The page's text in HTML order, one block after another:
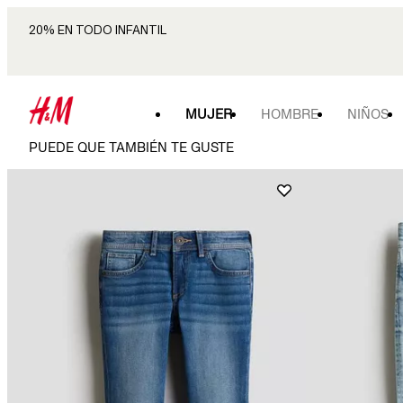
20% EN TODO INFANTIL
MUJER HOMBRE NIÑOS
PUEDE QUE TAMBIÉN TE GUSTE